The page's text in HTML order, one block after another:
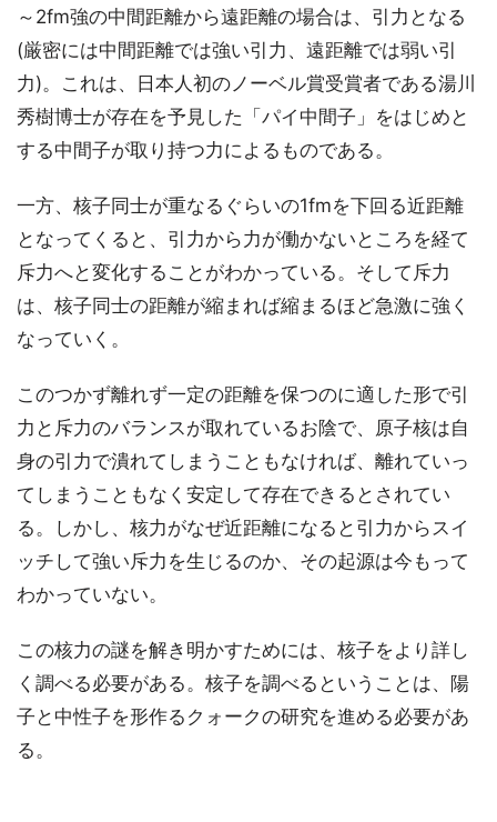
～2fm強の中間距離から遠距離の場合は、引力となる
(厳密には中間距離では強い引力、遠距離では弱い引
力)。これは、日本人初のノーベル賞受賞者である湯川
秀樹博士が存在を予見した「パイ中間子」をはじめと
する中間子が取り持つ力によるものである。
一方、核子同士が重なるぐらいの1fmを下回る近距離
となってくると、引力から力が働かないところを経て
斥力へと変化することがわかっている。そして斥力
は、核子同士の距離が縮まれば縮まるほど急激に強く
なっていく。
このつかず離れず一定の距離を保つのに適した形で引
力と斥力のバランスが取れているお陰で、原子核は自
身の引力で潰れてしまうこともなければ、離れていっ
てしまうこともなく安定して存在できるとされてい
る。しかし、核力がなぜ近距離になると引力からスイ
ッチして強い斥力を生じるのか、その起源は今もって
わかっていない。
この核力の謎を解き明かすためには、核子をより詳し
く調べる必要がある。核子を調べるということは、陽
子と中性子を形作るクォークの研究を進める必要があ
る。